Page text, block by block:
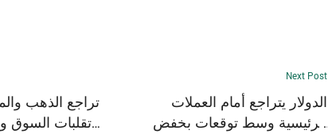
تراجع الذهب
تقلبات السوق
Next Post
الرئيسية وسط توقعات بخفض